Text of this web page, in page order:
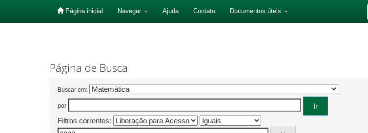
Página inicial Navegar Ajuda Contato Documentos úteis
Página de Busca
Buscar em:
por
Filtros correntes: